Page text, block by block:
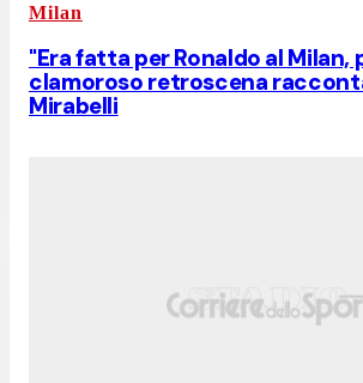
Milan
"Era fatta per Ronaldo al Milan,
clamoroso retroscena
Mirabelli